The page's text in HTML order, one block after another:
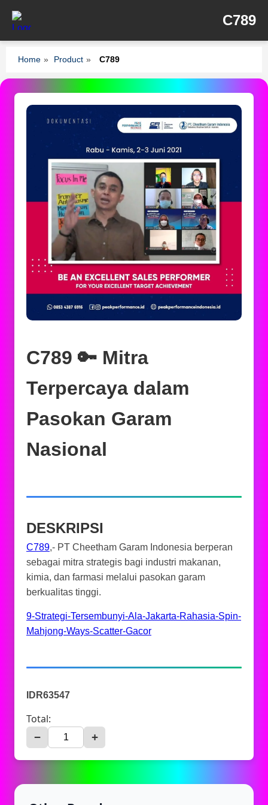
C789
Home » Product » C789
C789 🔑 Mitra
Terpercaya dalam
Pasokan Garam
Nasional
DESKRIPSI
C789,- PT Cheetham Garam Indonesia berperan
sebagai mitra strategis bagi industri makanan,
kimia, dan farmasi melalui pasokan garam
berkualitas tinggi.
9-Strategi-Tersembunyi-Ala-Jakarta-Rahasia-Spin-
Mahjong-Ways-Scatter-Gacor
IDR63547
Total:
− +